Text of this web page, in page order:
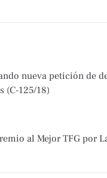
nueva petición de
(C-125/18)
al Mejor TFG por